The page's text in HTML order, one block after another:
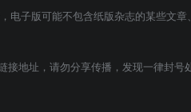
电子版可能不包含纸版杂志的某些文
地址，请勿分享传播，发现一律封号